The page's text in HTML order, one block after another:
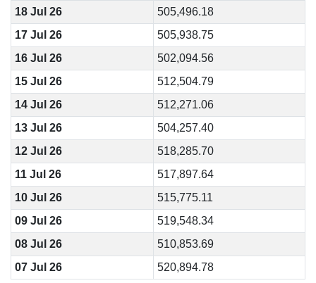
18 Jul 26
505,496.18
17 Jul 26
505,938.75
16 Jul 26
502,094.56
15 Jul 26
512,504.79
14 Jul 26
512,271.06
13 Jul 26
504,257.40
12 Jul 26
518,285.70
11 Jul 26
517,897.64
10 Jul 26
515,775.11
09 Jul 26
519,548.34
08 Jul 26
510,853.69
07 Jul 26
520,894.78